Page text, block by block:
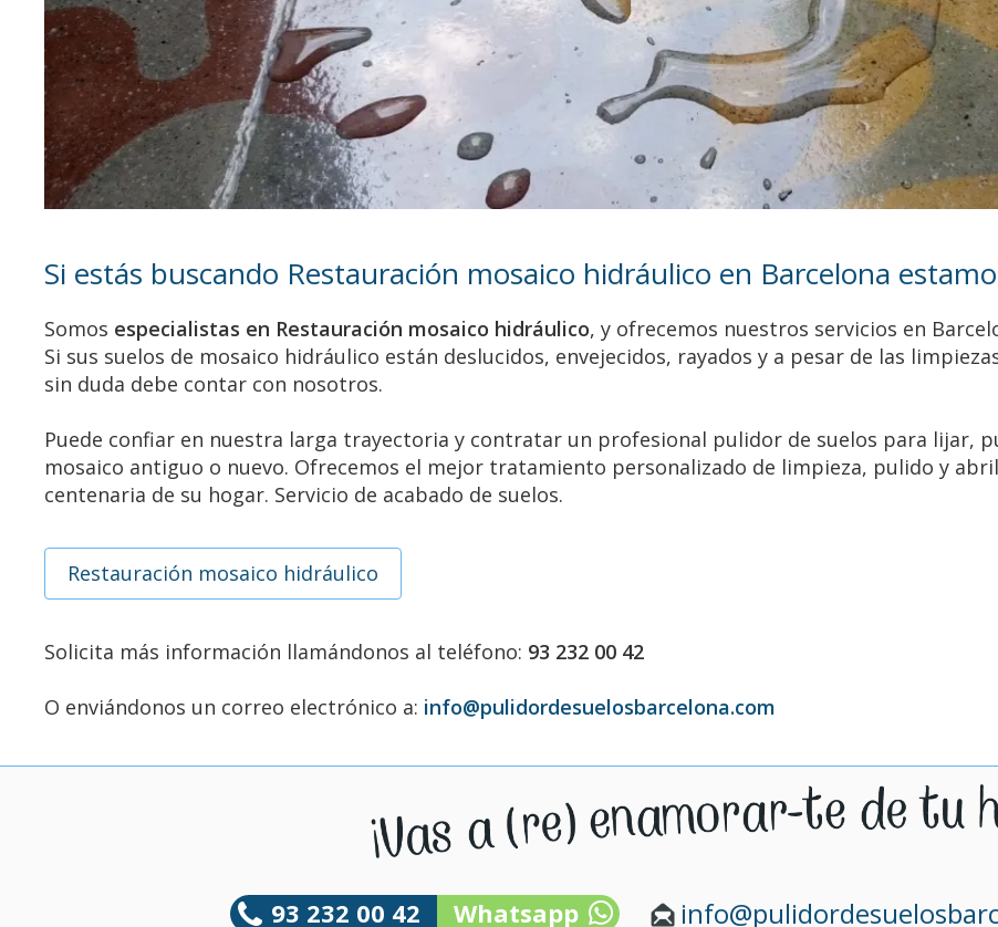
Si estás buscando Restauración mosaico hidráulico en Barcelona
Somos especialistas en Restauración mosaico hidráulico, y ofrecemos nuestros servicios en
Si sus suelos de mosaico hidráulico están deslucidos, envejecidos, rayados y a pesar de las
sin duda debe contar con nosotros.
Puede confiar en nuestra larga trayectoria y contratar un profesional pulidor de suelos para lijar,
mosaico antiguo o nuevo. Ofrecemos el mejor tratamiento personalizado de limpieza, pulido y
centenaria de su hogar. Servicio de acabado de suelos.
Restauración mosaico hidráulico
Solicita más información llamándonos al teléfono: 93 232 00 42
O enviándonos un correo electrónico a: info@pulidordesuelosbarcelona.com
93 232 00 42 Whatsapp